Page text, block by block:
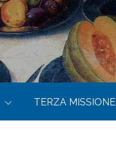
TERZA MISSIONE